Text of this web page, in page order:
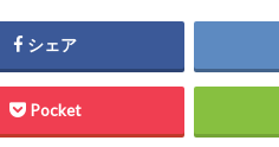
シェア
Pocket